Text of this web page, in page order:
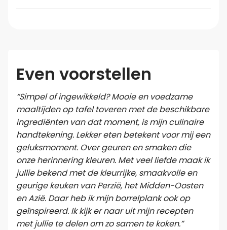
Even voorstellen
“Simpel of ingewikkeld? Mooie en voedzame
maaltijden op tafel toveren met de beschikbare
ingrediënten van dat moment, is mijn culinaire
handtekening. Lekker eten betekent voor mij een
geluksmoment. Over geuren en smaken die
onze herinnering kleuren. Met veel liefde maak ik
jullie bekend met de kleurrijke, smaakvolle en
geurige keuken van Perzië, het Midden-Oosten
en Azië. Daar heb ik mijn borrelplank ook op
geïnspireerd. Ik kijk er naar uit mijn recepten
met jullie te delen om zo samen te koken.”